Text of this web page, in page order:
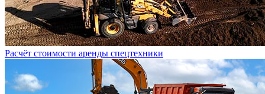
Расчёт стоимости аренды спецтехники